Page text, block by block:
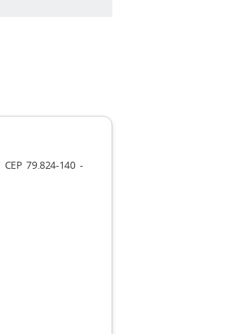
79.824-140 -